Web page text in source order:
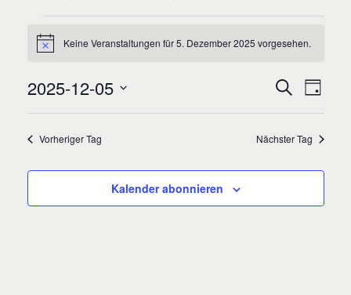
VERANSTALTUNGEN
FÜR
5.
DEZEMBER
2025
HinweisKeine Veranstaltungen für 5. Dezember 2025 vorgesehen.
SUCH-
UND
Suche Tag
2025-12-05
Datum
Vorheriger Tag Nächster Tag
Kalender abonnieren